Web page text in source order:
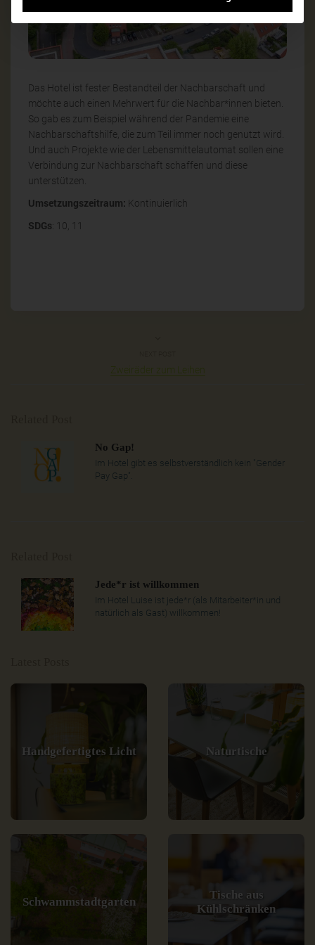
Das Hotel ist fester Bestandteil der Nachbarschaft und
möchte auch einen Mehrwert für die Nachbar*innen bieten.
So gab es zum Beispiel während der Pandemie eine
Nachbarschaftshilfe, die zum Teil immer noch genutzt wird.
Und auch Projekte wie der Lebensmittelautomat sollen eine
Verbindung zur Nachbarschaft schaffen und diese
unterstützen.
Umsetzungszeitraum: Kontinuierlich
SDGs: 10, 11
Zweiräder zum Leihen
No Gap!
Im Hotel gibt es selbstverständlich kein "Gender
Pay Gap".
Jede*r ist willkommen
Im Hotel Luise ist jede*r (als Mitarbeiter*in und
natürlich als Gast) willkommen!
Handgefertigtes Licht Naturtische
Schwammstadtgarten
Tische aus
Kühlschränken